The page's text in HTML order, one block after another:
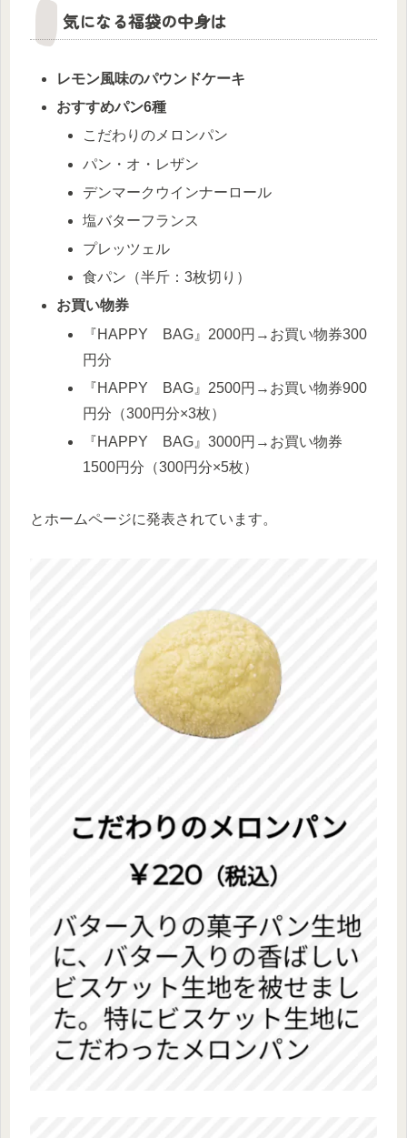
気になる福袋の中身は
レモン風味のパウンドケーキ
おすすめパン6種
こだわりのメロンパン
パン・オ・レザン
デンマークウインナーロール
塩バターフランス
プレッツェル
食パン（半斤：3枚切り）
お買い物券
『HAPPY BAG』2000円→お買い物券300
円分
『HAPPY BAG』2500円→お買い物券900
円分（300円分×3枚）
『HAPPY BAG』3000円→お買い物券
1500円分（300円分×5枚）
とホームページに発表されています。